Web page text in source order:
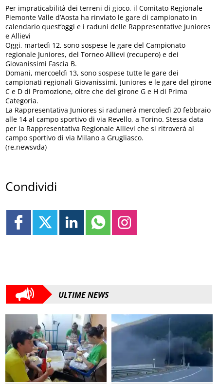
Per impraticabilità dei terreni di gioco, il Comitato Regionale
Piemonte Valle d’Aosta ha rinviato le gare di campionato in
calendario quest’oggi e i raduni delle Rappresentative Juniores
e Allievi
Oggi, martedì 12, sono sospese le gare del Campionato
regionale Juniores, del Torneo Allievi (recupero) e dei
Giovanissimi Fascia B.
Domani, mercoeldì 13, sono sospese tutte le gare dei
campionati regionali Giovanissimi, Juniores e le gare del girone
C e D di Promozione, oltre che del girone G e H di Prima
Categoria.
La Rappresentativa Juniores si radunerà mercoledì 20 febbraio
alle 14 al campo sportivo di via Revello, a Torino. Stessa data
per la Rappresentativa Regionale Allievi che si ritroverà al
campo sportivo di via Milano a Grugliasco.
(re.newsvda)
Condividi
ULTIME NEWS